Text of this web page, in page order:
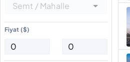
Semt / Mahalle
Fiyat ($)